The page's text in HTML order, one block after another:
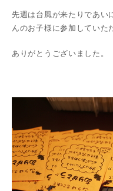
先週は台風が来たりであい
んのお子様に参加していた
ありがとうございました。